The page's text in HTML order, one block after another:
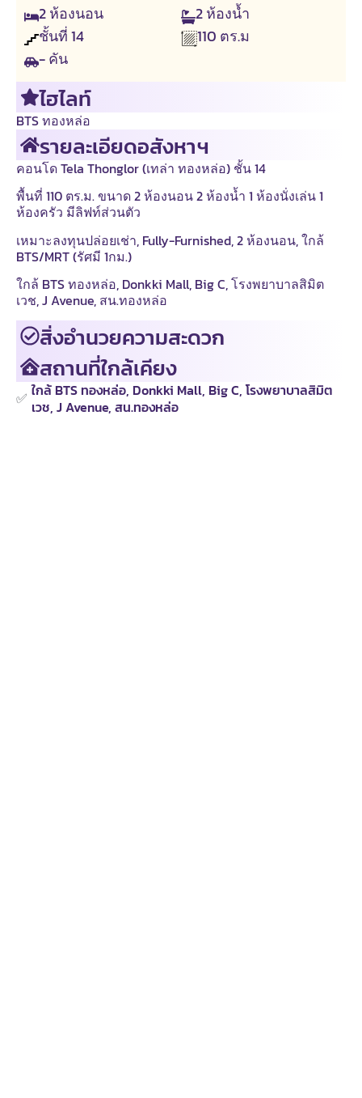
2ห้องนอน 2ห้องน้ำ
ชั้นที่14 110 ตร.ม
- คัน
ไฮไลท์
BTS ทองหล่อ
รายละเอียดอสังหาฯ
คอนโด Tela Thonglor (เทล่า ทองหล่อ) ชั้น 14
พื้นที่ 110 ตร.ม. ขนาด 2 ห้องนอน 2 ห้องน้ำ 1 ห้องนั่งเล่น 1
ห้องครัว มีลิฟท์ส่วนตัว
เหมาะลงทุนปล่อยเช่า, Fully-Furnished, 2 ห้องนอน, ใกล้
BTS/MRT (รัศมี 1กม.)
ใกล้ BTS ทองหล่อ, Donkki Mall, Big C, โรงพยาบาลสิมิต
เวช, J Avenue, สน.ทองหล่อ
สิ่งอำนวยความสะดวก
สถานที่ใกล้เคียง
✅ ใกล้ BTS ทองหล่อ, Donkki Mall, Big C, โรงพยาบาลสิมิต
เวช, J Avenue, สน.ทองหล่อ